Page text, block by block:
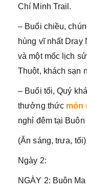
Chí Minh Trail.
– Buổi chiều,
hùng vĩ nhất Dray
và một mốc lịch
Thuột, khách sạn
– Buổi tối, Quý
thưởng thức món
nghỉ đêm tại Buôn
(Ăn sáng, trưa, tối)
Ngày 2:
NGÀY 2: Buôn